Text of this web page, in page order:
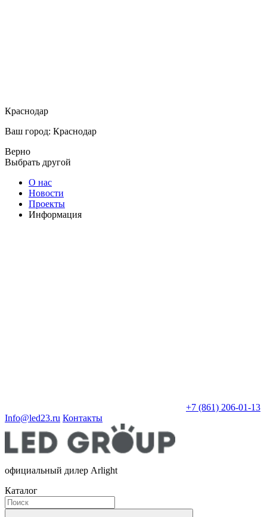
Краснодар
Ваш город: Краснодар
Верно
Выбрать другой
О нас
Новости
Проекты
Информация
+7 (861) 206-01-13
Info@led23.ru Контакты
официальный дилер Arlight
Каталог